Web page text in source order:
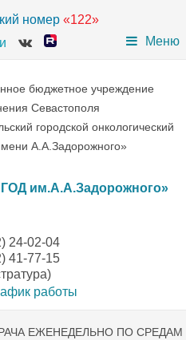
номер«122»
Меню
бюджетное учреждение
Севастополя
городской онкологический
А.А.Задорожного»
им.А.А.Задорожного»
24-02-04
41-77-15
работы
ЕЖЕНЕДЕЛЬНО ПО СРЕДАМ